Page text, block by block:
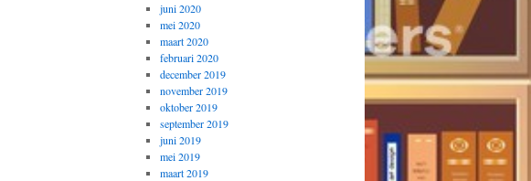
juni 2020
mei 2020
maart 2020
februari 2020
december 2019
november 2019
oktober 2019
september 2019
juni 2019
mei 2019
maart 2019